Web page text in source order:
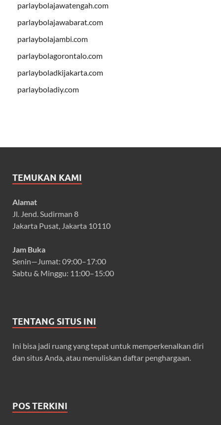
parlaybolajawatengah.com
parlaybolajawabarat.com
parlaybolajambi.com
parlaybolagorontalo.com
parlayboladkijakarta.com
parlayboladiy.com
TEMUKAN KAMI
Alamat
Jl. Jend. Sudirman 8
Jakarta Pusat, Jakarta 10110
Jam Buka
Senin—Jumat: 09:00–17:00
Sabtu & Minggu: 11:00–15:00
TENTANG SITUS INI
Ini bisa jadi ruang yang tepat untuk memperkenalkan diri
dan situs Anda, atau menuliskan daftar penghargaan.
POS TERKINI